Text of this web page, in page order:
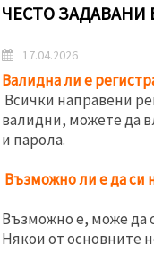
бисквитки
за да
правилната
работа на
подобрим
твоето
и, с твое
съгласие,
анализираме
трафика и
да
ЧЕСТО ЗАДАВАНИ
17.04.2026
Валидна ли е
Всички направени
валидни, можете да
и парола.
Възможно ли е да си
Възможно е, може да
Някои от основните